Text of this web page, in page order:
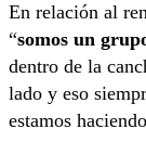
En relación al
“somos un
dentro de la
lado y eso
estamos